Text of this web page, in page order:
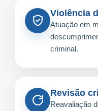
Violência
Atuação em
criminal.
Revisão
Reavaliação